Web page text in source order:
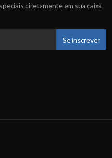
diretamente em sua caixa
Se inscrever